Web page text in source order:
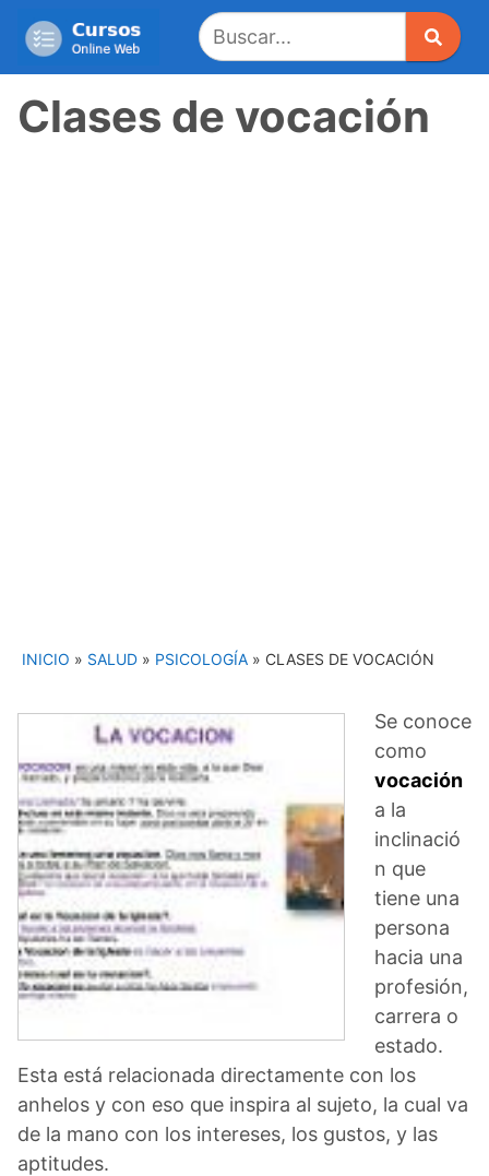
Clases de vocación
INICIO » SALUD » PSICOLOGÍA » CLASES DE VOCACIÓN
Se conoce
como
vocación
a la
inclinació
n que
tiene una
persona
hacia una
profesión,
carrera o
estado.
Esta está relacionada directamente con los
anhelos y con eso que inspira al sujeto, la cual va
de la mano con los intereses, los gustos, y las
aptitudes.